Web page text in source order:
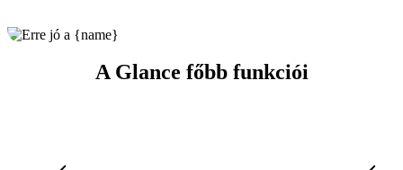
A Glance főbb funkciói